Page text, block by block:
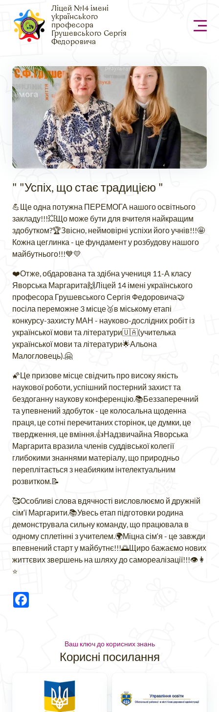
Ліцей №14 імені
українського
професора
Грушевського Сергія
Федоровича
" "Успіх, що стає традицією "
💪Ще одна потужна ПЕРЕМОГА нашого освітнього
закладу!!!💥Що може бути для вчителя найкращим
здобутком?🏆Звісно, неймовірні успіхи його учнів!!!🤩
Кожна цеглинка - це фундамент у розбудову нашого
майбутнього!!!💙💛
❤️Отже, обдарована та здібна учениця 11-А класу
Яворська Маргарита🙌Ліцей 14 імені українського
професора Грушевського Сергія Федоровича🤝
посіла переможне 3 місце🥉в міському етапі
конкурсу-захисту МАН - науково-дослідних робіт із
української мови та літератури🇺🇦(учителька
української мови та літератури🌟Альона
Малогловець).🤗
🌠Це призове місце свідчить про високу якість
наукової роботи, успішний постерний захист та
бездоганну наукову конференцію.📚Беззаперечний
та упевнений здобуток - це колосальна щоденна
праця, це сотні перечитаних сторінок, це думки, це
твердження, це вміння.👍Надзвичайна Яворська
Маргарита вразила членів суддівської колегії
глибокими знаннями матеріалу, що природньо
переплітається з неабияким інтелектуальним
розвитком.📝
🥰Особливі слова вдячності висловлюємо й дружній
сім‘ї Маргарити.📚Увесь етап підготовки родина
демонструвала сильну команду, що працювала в
одному сплетінні з учителем.🌍Міцна сім‘я - це завжди
впевнений старт у майбутнє!!!🌅Щиро бажаємо нових
життєвих звершень на шляху до самореалізації!!!👁👩
⭐️
Ваш ключ до корисних знань
Корисні посилання